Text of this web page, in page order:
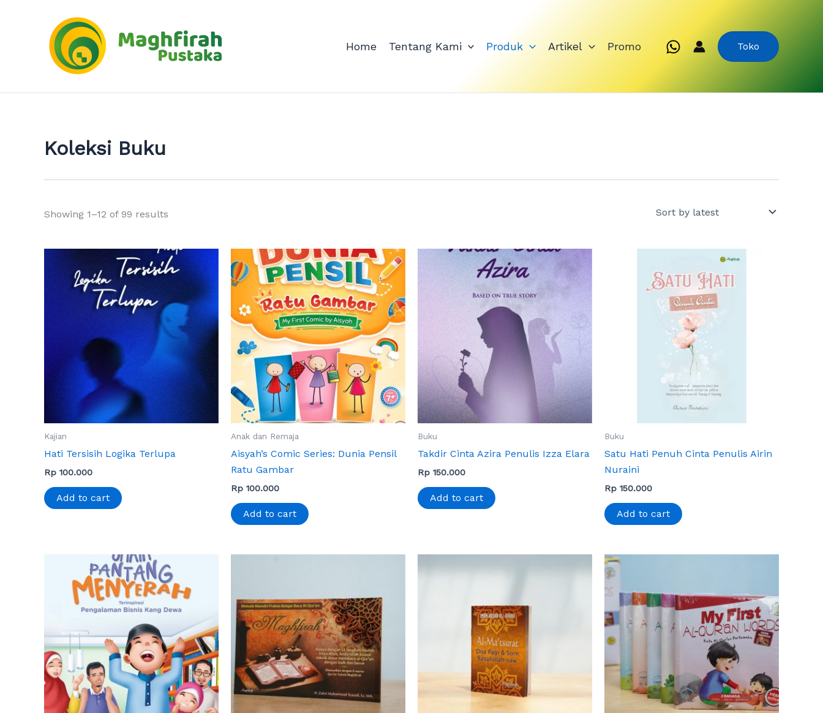
Home Tentang Kami Produk Artikel Promo Toko
Koleksi Buku
Showing 1–12 of 99 results
Kajian
Hati Tersisih Logika Terlupa
Rp 100.000
Add to cart
Anak dan Remaja
Aisyah’s Comic Series: Dunia Pensil
Ratu Gambar
Rp 100.000
Add to cart
Buku
Takdir Cinta Azira Penulis Izza Elara
Rp 150.000
Add to cart
Buku
Satu Hati Penuh Cinta Penulis Airin
Nuraini
Rp 150.000
Add to cart